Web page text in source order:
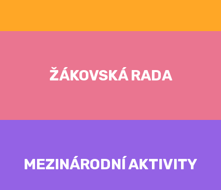
ŽÁKOVSKÁ RADA
MEZINÁRODNÍ AKTIVITY